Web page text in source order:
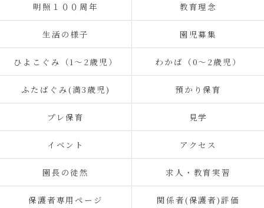
明照１００周年 教育理念
生活の様子 園児募集
ひよこぐみ（1〜2歳児） わかば（0～2歳児）
ふたばぐみ(満3歳児) 預かり保育
プレ保育 見学
イベント アクセス
園長の徒然 求人・教育実習
保護者専用ページ 関係者(保護者)評価